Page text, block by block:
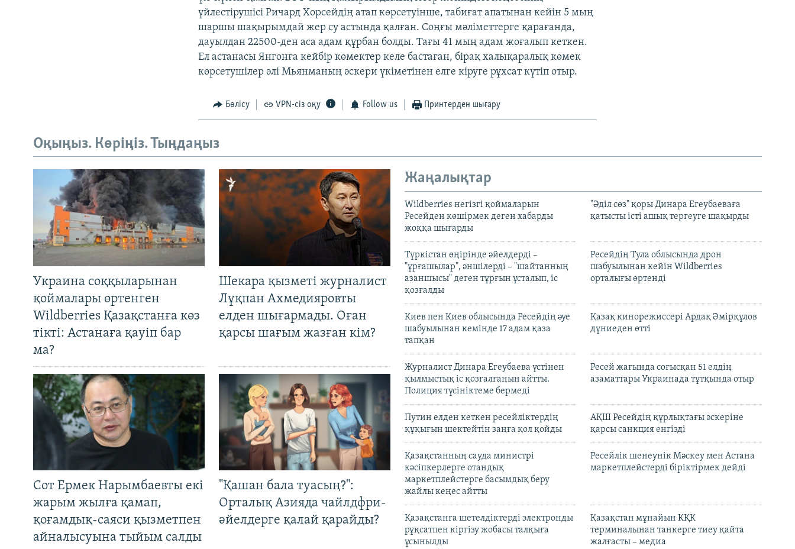
үйлестірушісі Ричард Хорсейдің атап көрсетуінше, табиғат апатынан кейін 5 мың
шаршы шақырымдай жер су астында қалған. Соңғы мәліметтерге қарағанда,
дауылдан 22500-ден аса адам құрбан болды. Тағы 41 мың адам жоғалып кеткен.
Ел астанасы Янгонға кейбір көмектер келе бастаған, бірақ халықаралық көмек
көрсетушілер әлі Мьянманың әскери үкіметінен елге кіруге рұхсат күтіп отыр.
Бөлісу VPN-сіз оқу Follow us Принтерден шығару
Оқыңыз. Көріңіз. Тыңдаңыз
Украина соққыларынан
қоймалары өртенген
Wildberries Қазақстанға көз
тікті: Астанаға қауіп бар
ма?
Шекара қызметі журналист
Лұқпан Ахмедияровты
елден шығармады. Оған
қарсы шағым жазған кім?
Сот Ермек Нарымбаевты екі
жарым жылға қамап,
қоғамдық-саяси қызметпен
айналысуына тыйым салды
"Қашан бала туасың?":
Орталық Азияда чайлдфри-
әйелдерге қалай қарайды?
Жаңалықтар
Wildberries негізгі қоймаларын
Ресейден көшірмек деген хабарды
жоққа шығарды
"Әділ сөз" қоры Динара Егеубаеваға
қатысты істі ашық тергеуге шақырды
Түркістан өңірінде әйелдерді –
"ұрғашылар", әншілерді – "шайтанның
азаншысы" деген тұрғын ұсталып, іс
қозғалды
Ресейдің Тула облысында дрон
шабуылынан кейін Wildberries
орталығы өртенді
Киев пен Киев облысында Ресейдің әуе
шабуылынан кемінде 17 адам қаза
тапқан
Қазақ кинорежиссері Ардақ Әмірқұлов
дүниеден өтті
Журналист Динара Егеубаева үстінен
қылмыстық іс қозғалғанын айтты.
Полиция түсініктеме бермеді
Ресей жағында соғысқан 51 елдің
азаматтары Украинада тұтқында отыр
Путин елден кеткен ресейліктердің
құқығын шектейтін заңға қол қойды
АҚШ Ресейдің құрлықтағы әскеріне
қарсы санкция енгізді
Қазақстанның сауда министрі
кәсіпкерлерге отандық
маркетплейстерге басымдық беру
жайлы кеңес айтты
Ресейлік шенеунік Мәскеу мен Астана
маркетплейстерді біріктірмек дейді
Қазақстанға шетелдіктерді электронды
рұқсатпен кіргізу жобасы талқыға
ұсынылды
Қазақстан мұнайын КҚК
терминалынан танкерге тиеу қайта
жалғасты – медиа